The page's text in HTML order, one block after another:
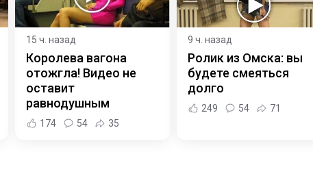
15 ч. назад
Королева вагона
отожгла! Видео не
оставит
равнодушным
174 54 35
9 ч. назад
Ролик из Омска: вы
будете смеяться
долго
249 54 71